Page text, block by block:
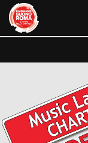
content